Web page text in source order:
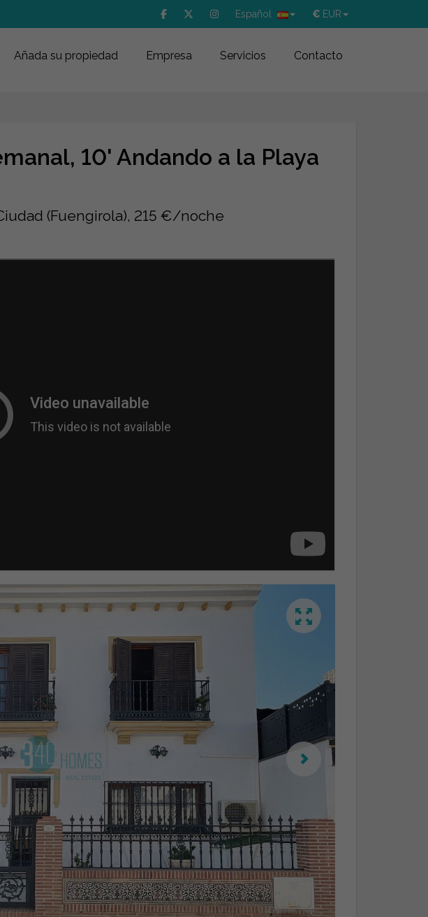
€ EUR
Español
Añada su propiedad Empresa Servicios Contacto
10' Andando a la Playa
(Fuengirola), 215 €/noche